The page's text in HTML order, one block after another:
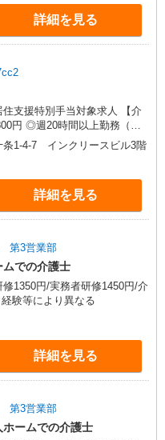
れる手当を含みます。 ※居住
5年目までの方はさらに1万円
ヶ月分/
詳細を見る
援特別手当対象求人 【介
円 ◎週20時間以上勤務（社
時給1,850円 ＊早朝夜間（〜8
2,250円〜 ＊日曜祝日：時給
研修・初任者研修（ヘルパー1
円 ◎週20時間以上勤務（社
時給1,770円 ＊早朝夜間（〜8
2,150円〜 ＊日曜祝日：時給
支給 ※居住支援特別
の方はさらに時給＋50円（再
条1-4-7 インクリースビル3階
詳細を見る
第3営業部
での介護士
1350円/実務者研修1450円/介
験等により異なる
詳細を見る
第3営業部
ームでの介護士